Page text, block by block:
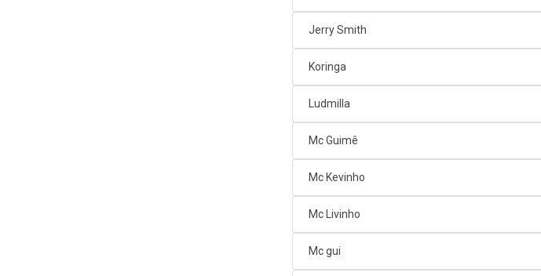
Jerry Smith
Koringa
Ludmilla
Mc Guimê
Mc Kevinho
Mc Livinho
Mc gui